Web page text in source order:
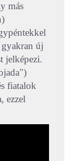
más
új
jelképezi.
fiatalok
ezzel